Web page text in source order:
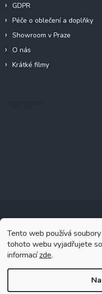
Tento web používá
tohoto webu vyjadřujete
informacízde.
GDPR
Péče o oblečení a doplňky
Showroom v Praze
O nás
Krátké filmy
Sledovat na